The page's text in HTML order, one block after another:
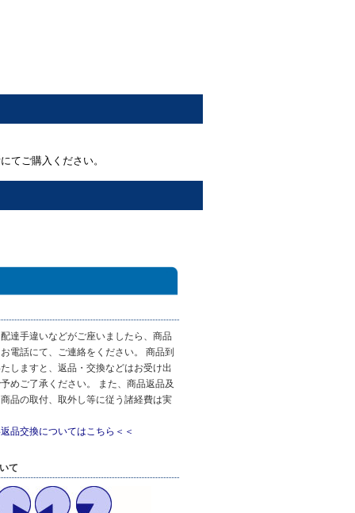
てご購入ください。
達手違いなどがご座いましたら、商品
電話にて、ご連絡をください。 商品到
しますと、返品・交換などはお受け出
めご了承ください。 また、商品返品及
品の取付、取外し等に従う諸経費は実
品交換についてはこちら＜＜
て